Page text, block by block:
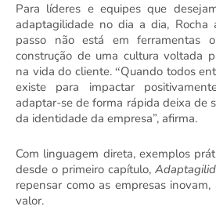
Para líderes e equipes que
adaptagilidade no dia a dia, Rocha
passo não está em ferramentas
construção de uma cultura voltada
na vida do cliente.“Quando todos
existe para impactar
adaptar-se de forma rápida deixa de
da identidade da empresa”, afirma.
Com linguagem direta, exemplos
desde o primeiro capítulo,
repensar como as empresas
valor.